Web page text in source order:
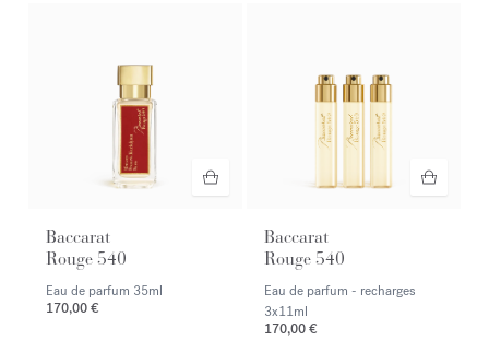
Baccarat
Rouge 540
Eau de parfum 35ml
170,00 €
Baccarat
Rouge 540
Eau de parfum - recharges
3x11ml
170,00 €